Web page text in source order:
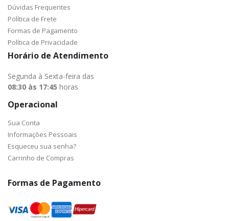
Dúvidas Frequentes
Política de Frete
Formas de Pagamento
Política de Privacidade
Horário de Atendimento
Segunda à Sexta-feira das
08:30 às 17:45 horas
Operacional
Sua Conta
Informações Pessoais
Esqueceu sua senha?
Carrinho de Compras
Formas de Pagamento